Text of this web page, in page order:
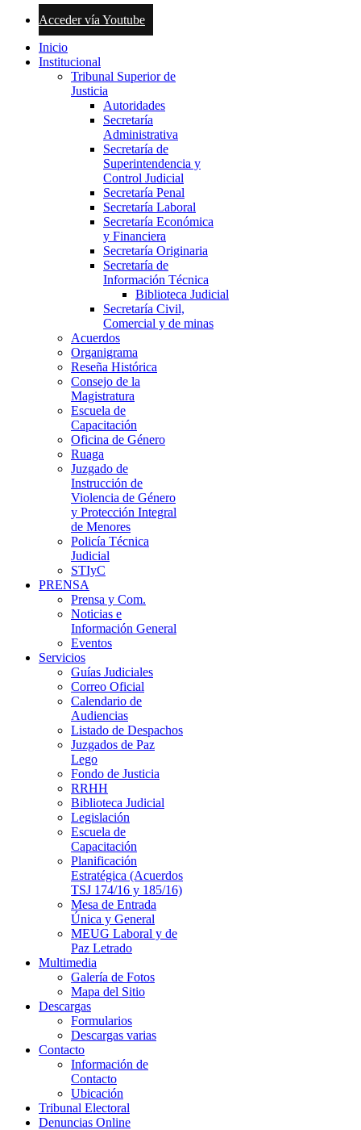
Acceder vía Youtube
Inicio
Institucional
Tribunal Superior de
Justicia
Autoridades
Secretaría
Administrativa
Secretaría de
Superintendencia y
Control Judicial
Secretaría Penal
Secretaría Laboral
Secretaría Económica
y Financiera
Secretaría Originaria
Secretaría de
Información Técnica
Biblioteca Judicial
Secretaría Civil,
Comercial y de minas
Acuerdos
Organigrama
Reseña Histórica
Consejo de la
Magistratura
Escuela de
Capacitación
Oficina de Género
Ruaga
Juzgado de
Instrucción de
Violencia de Género
y Protección Integral
de Menores
Policía Técnica
Judicial
STIyC
PRENSA
Prensa y Com.
Noticias e
Información General
Eventos
Servicios
Guías Judiciales
Correo Oficial
Calendario de
Audiencias
Listado de Despachos
Juzgados de Paz
Lego
Fondo de Justicia
RRHH
Biblioteca Judicial
Legislación
Escuela de
Capacitación
Planificación
Estratégica (Acuerdos
TSJ 174/16 y 185/16)
Mesa de Entrada
Única y General
MEUG Laboral y de
Paz Letrado
Multimedia
Galería de Fotos
Mapa del Sitio
Descargas
Formularios
Descargas varias
Contacto
Información de
Contacto
Ubicación
Tribunal Electoral
Denuncias Online